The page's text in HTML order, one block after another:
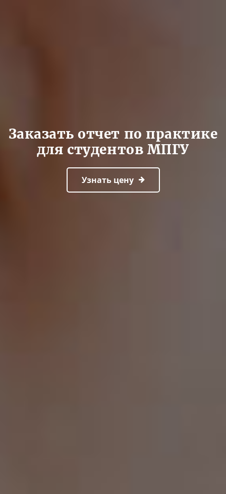
Заказать отчет по практике
для студентов МПГУ
Узнать цену